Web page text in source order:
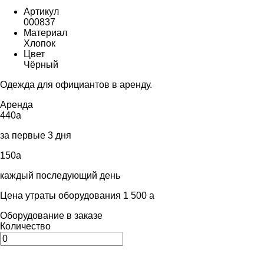
Артикул
000837
Материал
Хлопок
Цвет
Чёрный
Одежда для официантов в аренду.
Аренда
440a
за первые 3 дня
150a
каждый последующий день
Цена утраты оборудования 1 500 a
Оборудование в заказе
Количество